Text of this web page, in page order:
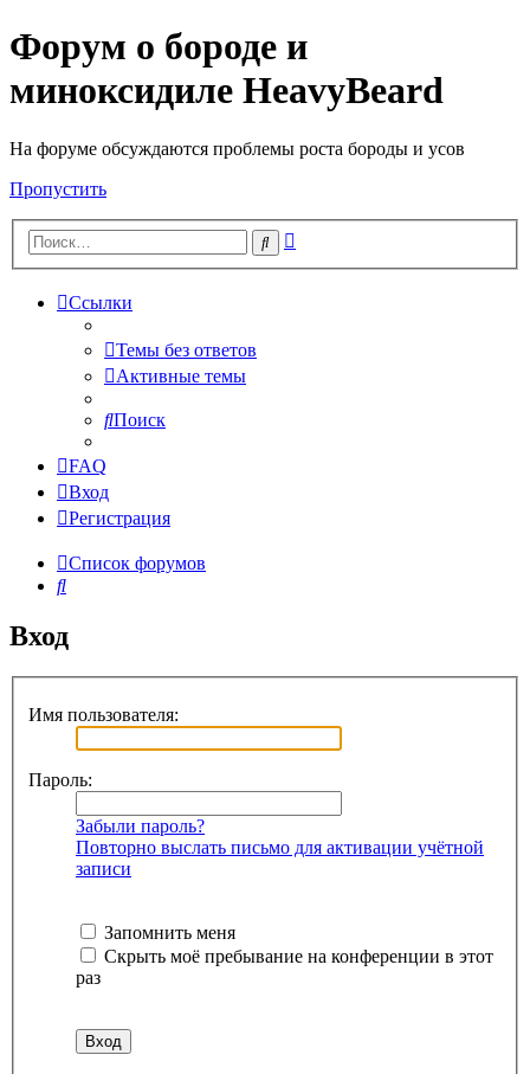
Форум о бороде и
миноксидиле HeavyBeard
На форуме обсуждаются проблемы роста бороды и усов
Пропустить
Поиск
Ссылки
Темы без ответов
Активные темы
Поиск
FAQ
Вход
Регистрация
Список форумов
Поиск
Вход
Имя пользователя:
Пароль:
Забыли пароль?
Повторно выслать письмо для активации учётной
записи
Запомнить меня
Скрыть моё пребывание на конференции в этот
раз